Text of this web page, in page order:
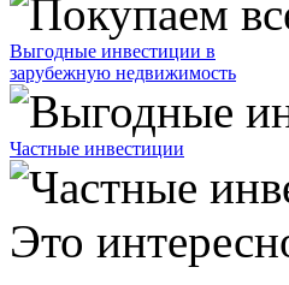
Выгодные инвестиции в
зарубежную недвижимость
Частные инвестиции
Это